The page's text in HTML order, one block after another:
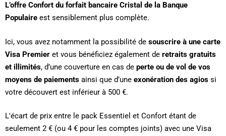
L’offre Confort du forfait bancaire Cristal de la Banque
Populaire est sensiblement plus complète.
Ici, vous avez notamment la possibilité de souscrire à une carte
Visa Premier et vous bénéficiez également de retraits gratuits
et illimités, d’une couverture en cas de perte ou de vol de vos
moyens de paiements ainsi que d’une exonération des agios si
votre découvert est inférieur à 500 €.
L'écart de prix entre le pack Essentiel et Confort étant de
seulement 2 € (ou 4 € pour les comptes joints) avec une Visa